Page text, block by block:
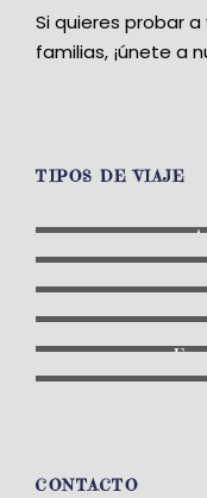
Si quieres probar
familias, ¡únete a
TIPOS DE VIAJE
A
En
CONTACTO